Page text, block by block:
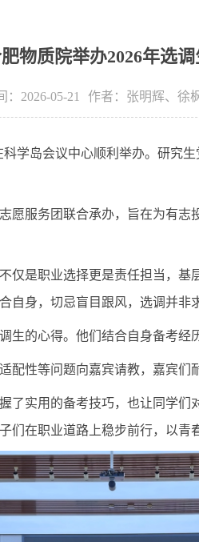
物质院举办2026年选
：2026-05-21 作者： 张明辉、徐
学岛会议中心顺利举办。 研究生
愿服务团联合承办，旨在为有
仅是职业选择更是责任担当，
身，切忌盲目跟风，选调并非
生的心得。他们结合自身备考经
配性等问题向嘉宾请教，嘉宾们
了实用的备考技巧，也让同学
在职业道路上稳步前行，以青